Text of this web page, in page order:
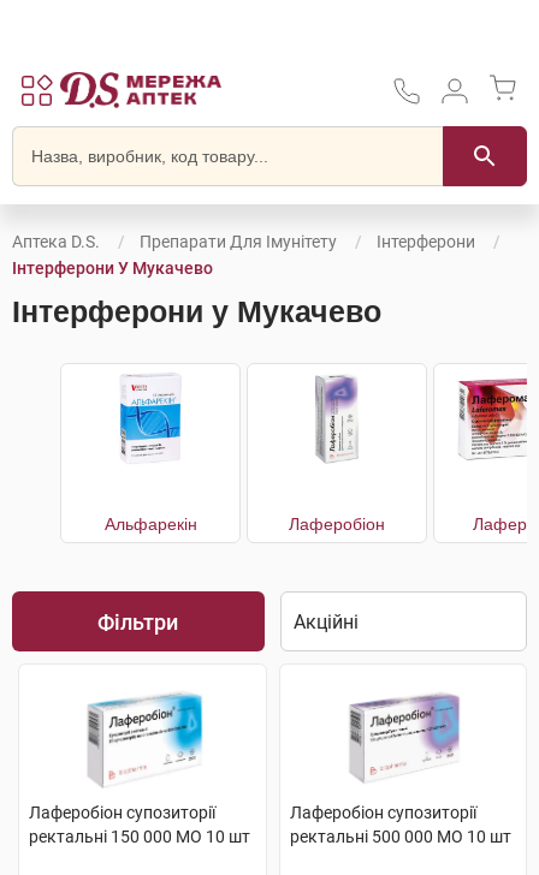
Аптека D.S. Препарати Для Імунітету
Інтерферони
Інтерферони У Мукачево
Інтерферони у Мукачево
Альфарекін Лаферобіон
Фільтри
Лаферобіон супозиторії
ректальні 150 000 МО 10 шт
Лаферобіон супозиторії
ректальні 500 000 МО 10 шт